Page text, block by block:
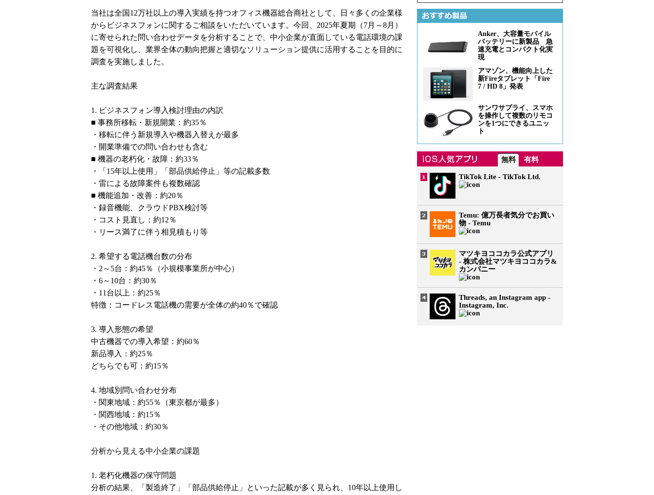
当社は全国12万社以上の導入実績を持つオフィス機器総合商社として、日々多くの企業様
からビジネスフォンに関するご相談をいただいています。今回、2025年夏期（7月～8月）
に寄せられた問い合わせデータを分析することで、中小企業が直面している電話環境の課
題を可視化し、業界全体の動向把握と適切なソリューション提供に活用することを目的に
調査を実施しました。
主な調査結果
1. ビジネスフォン導入検討理由の内訳
■ 事務所移転・新規開業：約35％
・移転に伴う新規導入や機器入替えが最多
・開業準備での問い合わせも含む
■ 機器の老朽化・故障：約33％
・「15年以上使用」「部品供給停止」等の記載多数
・雷による故障案件も複数確認
■ 機能追加・改善：約20％
・録音機能、クラウドPBX検討等
・コスト見直し：約12％
・リース満了に伴う相見積もり等
2. 希望する電話機台数の分布
・2～5台：約45％（小規模事業所が中心）
・6～10台：約30％
・11台以上：約25％
特徴：コードレス電話機の需要が全体の約40％で確認
3. 導入形態の希望
中古機器での導入希望：約60％
新品導入：約25％
どちらでも可：約15％
4. 地域別問い合わせ分布
・関東地域：約55％（東京都が最多）
・関西地域：約15％
・その他地域：約30％
分析から見える中小企業の課題
1. 老朽化機器の保守問題
分析の結果、「製造終了」「部品供給停止」といった記載が多く見られ、10年以上使用し
Anker、大容量モバイル
バッテリーに新製品 急
速充電とコンパクト化実
現
アマゾン、機能向上した
新Fireタブレット「Fire
7 / HD 8」発表
サンワサプライ、スマホ
を操作して複数のリモコ
ンを1つにできるユニッ
ト
無料 有料
TikTok Lite - TikTok Ltd.
Temu: 億万長者気分でお買い
物 - Temu
マツキヨココカラ公式アプリ
- 株式会社マツキヨココカラ&
カンパニー
Threads, an Instagram app -
Instagram, Inc.